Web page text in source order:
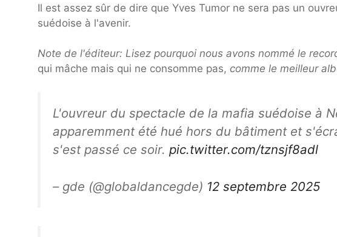
Il est assez sûr de dire que Yves Tumor ne sera pas un
suédoise à l'avenir.
Note de l'éditeur: Lisez pourquoi nous avons nommé le
qui mâche mais qui ne consomme pas, comme le meilleur
L'ouvreur du spectacle de la mafia suédoise à
apparemment été hué hors du bâtiment et
s'est passé ce soir. pic.twitter.com/tznsjf8adl
– gde (@globaldancegde) 12 septembre 2025